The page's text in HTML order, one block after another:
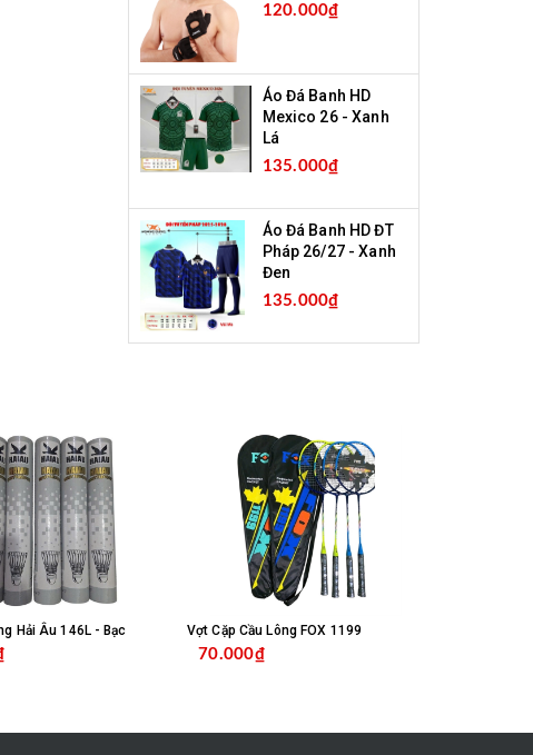
120.000₫
Áo Đá Banh HD
Mexico 26 - Xanh
Lá
135.000₫
Áo Đá Banh HD ĐT
Pháp 26/27 - Xanh
Đen
135.000₫
Hải Âu 146L - Bạc Vợt Cặp Cầu Lông FOX 1199
70.000₫